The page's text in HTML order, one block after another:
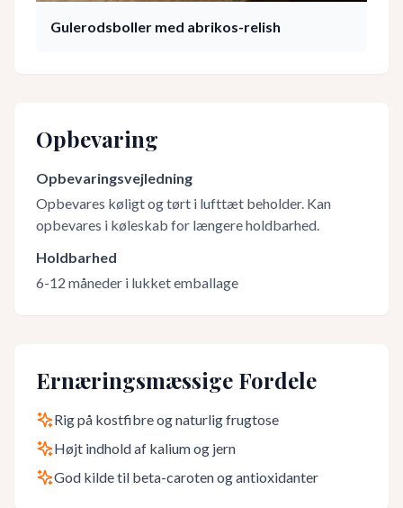
Gulerodsboller med abrikos-relish
Opbevaring
Opbevaringsvejledning
Opbevares køligt og tørt i lufttæt beholder. Kan
opbevares i køleskab for længere holdbarhed.
Holdbarhed
6-12 måneder i lukket emballage
Ernæringsmæssige Fordele
Rig på kostfibre og naturlig frugtose
Højt indhold af kalium og jern
God kilde til beta-caroten og antioxidanter